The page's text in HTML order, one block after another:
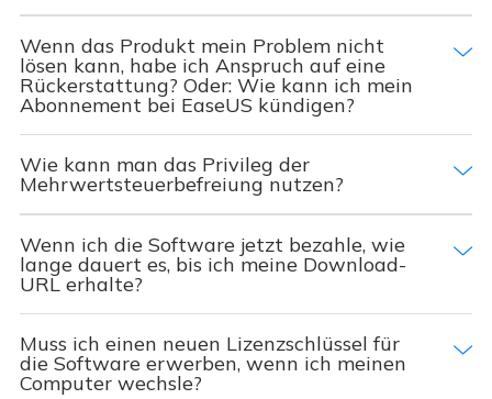
Wenn das Produkt mein Problem nicht
lösen kann, habe ich Anspruch auf eine
Rückerstattung? Oder: Wie kann ich mein
Abonnement bei EaseUS kündigen?
Wie kann man das Privileg der
Mehrwertsteuerbefreiung nutzen?
Wenn ich die Software jetzt bezahle, wie
lange dauert es, bis ich meine Download-
URL erhalte?
Muss ich einen neuen Lizenzschlüssel für
die Software erwerben, wenn ich meinen
Computer wechsle?